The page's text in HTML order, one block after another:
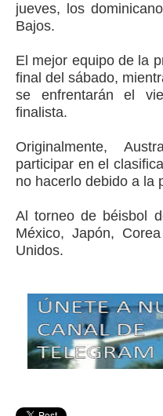
jueves, los
Bajos.
El mejor equipo de la
final del sábado,
se enfrentarán el
finalista.
Originalmente,
participar en el
no hacerlo debido a la
Al torneo de béisbol
México, Japón,
Unidos.